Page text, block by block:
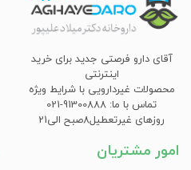
آقای دارو فرصتی جدید برای خرید
اینترنتی
محصولات غیردارویی با شرایط ویژه
تماس با ما: 91300888-021
روزهای غیرتعطیل8صبح الی21
امور مشتریان